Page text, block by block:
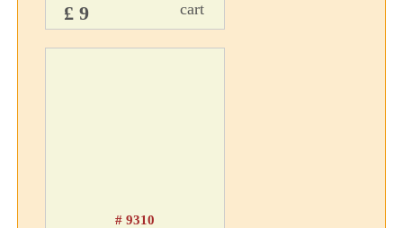
£ 9
# 9310